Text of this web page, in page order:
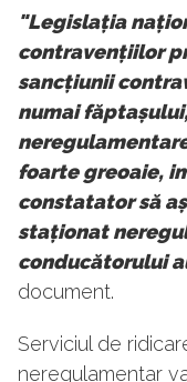
"Legislația
contravențiilor
sancțiunii
numai
foarte greoaie,
constatator să
staționat
conducătorului
document.
Serviciul de
neregulamentar